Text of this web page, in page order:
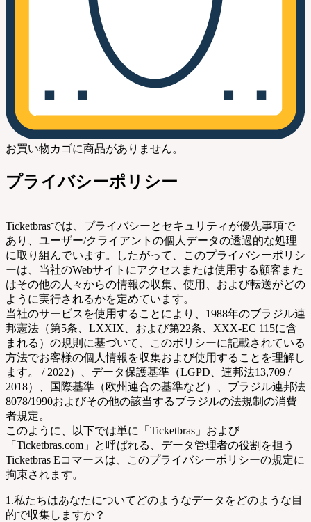
お買い物カゴに商品がありません。
プライバシーポリシー
Ticketbrasでは、プライバシーとセキュリティが優先事項で
あり、ユーザー/クライアントの個人データの透過的な処理
に取り組んでいます。したがって、このプライバシーポリシ
ーは、当社のWebサイトにアクセスまたは使用する顧客また
はその他の人々からの情報の収集、使用、および転送がどの
ように実行されるかを定めています。
当社のサービスを使用することにより、1988年のブラジル連
邦憲法（第5条、LXXIX、および第22条、XXX-EC 115に含
まれる）の規則に基づいて、このポリシーに記載されている
方法でお客様の個人情報を収集および使用することを理解し
ます。 / 2022）、データ保護基準（LGPD、連邦法13,709 /
2018）、国際基準（欧州連合の基準など）、ブラジル連邦法
8078/1990およびその他の該当するブラジルの法規制の消費
者規定。
このように、以下では単に「Ticketbras」および
「Ticketbras.com」と呼ばれる、データ管理者の役割を担う
Ticketbras Eコマースは、このプライバシーポリシーの規定に
拘束されます。
1.私たちはあなたについてどのようなデータをどのような目
的で収集しますか？